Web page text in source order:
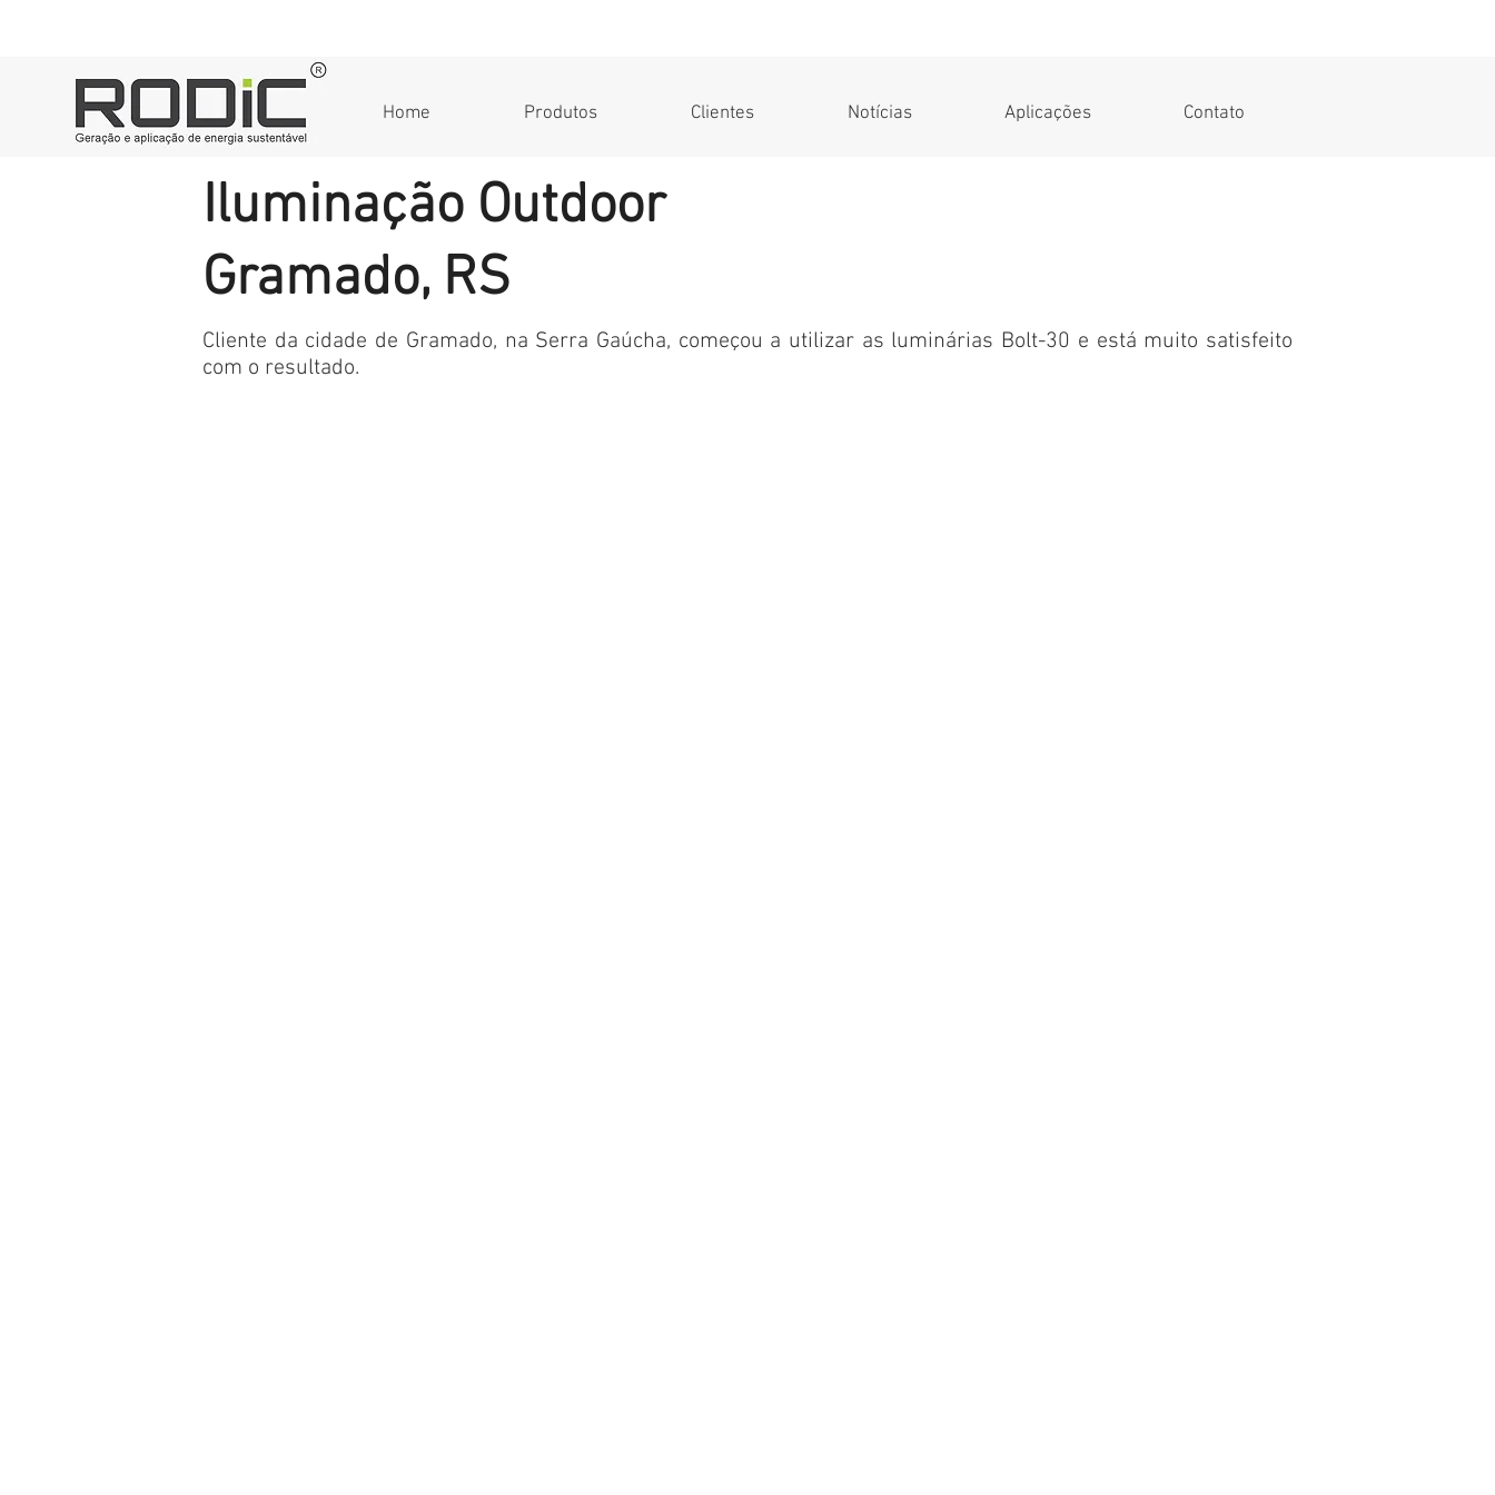
Iluminação Outdoor
Gramado, RS
Cliente da cidade de Gramado, na Serra Gaúcha, começou a utilizar as luminárias Bolt-30 e está muito satisfeito
com o resultado.
Home Produtos Clientes Notícias Aplicações Contato